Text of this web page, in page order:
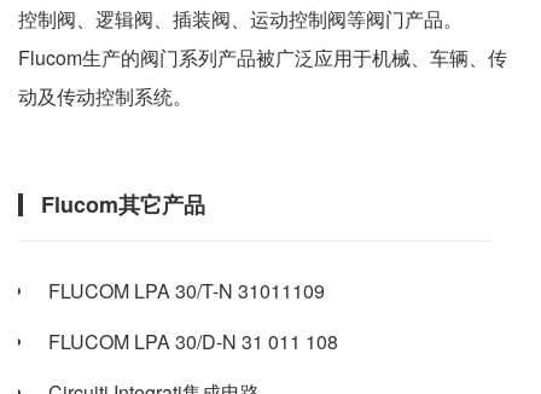
控制阀、逻辑阀、插装阀、运动控制阀等阀门产品。
Flucom生产的阀门系列产品被广泛应用于机械、车辆、传
动及传动控制系统。
Flucom其它产品
FLUCOM LPA 30/T-N 31011109
FLUCOM LPA 30/D-N 31 011 108